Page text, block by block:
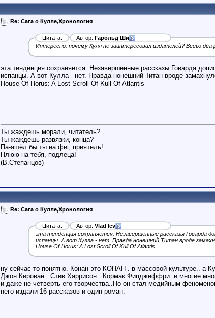
Re: Сага о Кулле,Хронология
Цитата: Автор: Гарольд Ши
Интересно. почему Кулл не заинтересовал издателей? Всего два
эта тенденция сохраняется. Незавершённые рассказы Говарда
испанцы. А вот Кулла - нет. Правда нонешний Титан вроде
House Of Horus: A Lost Scroll Of Kull Of Atlantis
Ты жаждешь морали, читатель?
Ты жаждешь развязки, конца?
Па-ашёл бы ты на фиг, приятель!
Плюю на тебя, подлеца!
(В.Степанцов)
Re: Сага о Кулле,Хронология
Цитата: Автор: Vlad lev
эта тенденция сохраняется. Незавершённые рассказы Говарда
испанцы. А вот Кулла - нет. Правда нонешний Титан вроде
House Of Horus: A Lost Scroll Of Kull Of Atlantis
ну сейчас то понятно. Конан это КОНАН . в массовой культуре..
Джон Кирован . Стив Харрисон . Кормак Фицджеффри. и многие
и даже не четверть его творчества..Но он стал медийным
него издали 16 рассказов и один роман.